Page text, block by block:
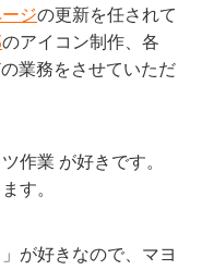
ジの更新を任されて
のアイコン制作、各
業務をさせていただ
作業 が好きです。
す。
が好きなので、マヨ